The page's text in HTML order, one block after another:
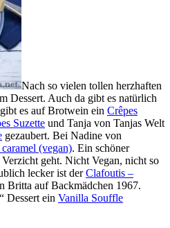
Nach so vielen tollen herzhaften
Dessert. Auch da gibt es natürlich
es auf Brotwein ein Crêpes
Suzette und Tanja von Tanjas Welt
gezaubert. Bei Nadine von
(vegan). Ein schöner
geht. Nicht Vegan, nicht so
lecker ist derClafoutis –
Britta auf Backmädchen 1967.
Dessert ein Vanilla Souffle